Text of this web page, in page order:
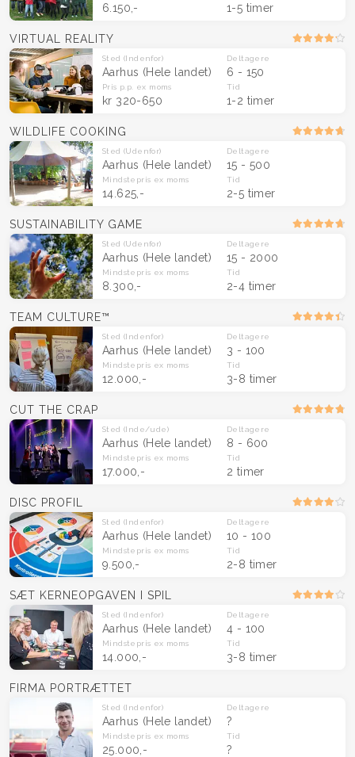
6.150,- 1-5 timer
VIRTUAL REALITY
Sted (Indenfor)
Aarhus (Hele landet)
Deltagere
6 - 150
Pris p.p. ex moms
kr 320-650
Tid
1-2 timer
WILDLIFE COOKING
Sted (Udenfor)
Aarhus (Hele landet)
Deltagere
15 - 500
Mindstepris ex moms
14.625,-
Tid
2-5 timer
SUSTAINABILITY GAME
Sted (Udenfor)
Aarhus (Hele landet)
Deltagere
15 - 2000
Mindstepris ex moms
8.300,-
Tid
2-4 timer
TEAM CULTURE™
Sted (Indenfor)
Aarhus (Hele landet)
Deltagere
3 - 100
Mindstepris ex moms
12.000,-
Tid
3-8 timer
CUT THE CRAP
Sted (Inde/ude)
Aarhus (Hele landet)
Deltagere
8 - 600
Mindstepris ex moms
17.000,-
Tid
2 timer
DISC PROFIL
Sted (Indenfor)
Aarhus (Hele landet)
Deltagere
10 - 100
Mindstepris ex moms
9.500,-
Tid
2-8 timer
SÆT KERNEOPGAVEN I SPIL
Sted (Indenfor)
Aarhus (Hele landet)
Deltagere
4 - 100
Mindstepris ex moms
14.000,-
Tid
3-8 timer
FIRMA PORTRÆTTET
Sted (Indenfor)
Aarhus (Hele landet)
Deltagere
?
Mindstepris ex moms
25.000,-
Tid
?